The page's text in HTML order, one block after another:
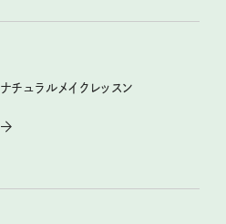
ナチュラルメイクレッスン